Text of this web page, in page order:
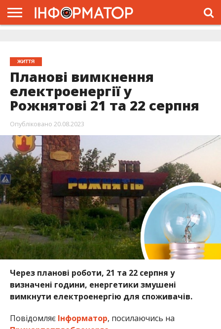
ЖИТТЯ
Планові вимкнення
електроенергії у
Рожнятові 21 та 22 серпня
Опубліковано 20.08.2023
Через планові роботи, 21 та 22 серпня у
визначені години, енергетики змушені
вимкнути електроенергію для споживачів.
Повідомляє Інформатор, посилаючись на